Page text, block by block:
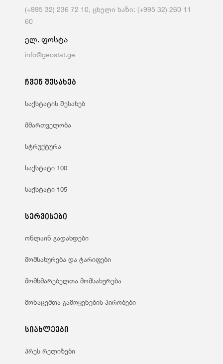
(+995 32) 236 72 10, ცხელი ხაზი: (+995 32) 260 11
60
ელ. ფოსტა
info@geostat.ge
ჩვენ შესახებ
საქსტატის შესახებ
მმართველობა
სტრუქტურა
საქსტატი 100
საქსტატი 105
სერვისები
ონლაინ გადახდები
მომსახურება და ტარიფები
მომხმარებელთა მომსახურება
მონაცემთა გამოყენების პირობები
სიახლეები
პრეს რელიზები